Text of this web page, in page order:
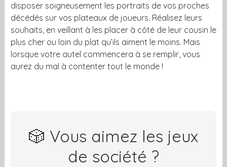
disposer soigneusement les portraits de vos proches
décédés sur vos plateaux de joueurs. Réalisez leurs
souhaits, en veillant à les placer à côté de leur cousin le
plus cher ou loin du plat qu’ils aiment le moins. Mais
lorsque votre autel commencera à se remplir, vous
aurez du mal à contenter tout le monde !
🎲 Vous aimez les jeux
de société ?